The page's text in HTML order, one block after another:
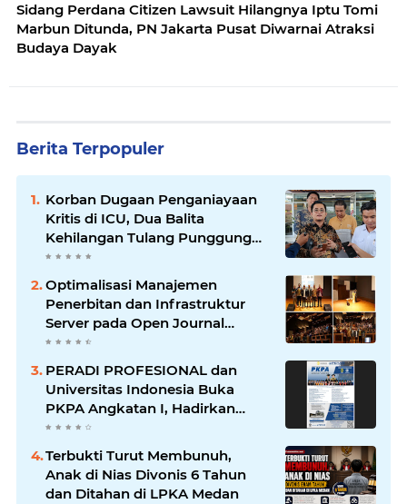
Sidang Perdana Citizen Lawsuit Hilangnya Iptu Tomi
Marbun Ditunda, PN Jakarta Pusat Diwarnai Atraksi
Budaya Dayak
Berita Terpopuler
Korban Dugaan Penganiayaan
Kritis di ICU, Dua Balita
Kehilangan Tulang Punggung
Keluarga
Optimalisasi Manajemen
Penerbitan dan Infrastruktur
Server pada Open Journal
System (OJS) versi 3.3
PERADI PROFESIONAL dan
Universitas Indonesia Buka
PKPA Angkatan I, Hadirkan
Pengajar Elite Penegak Hukum
dan Akademisi
Terbukti Turut Membunuh,
Anak di Nias Divonis 6 Tahun
dan Ditahan di LPKA Medan